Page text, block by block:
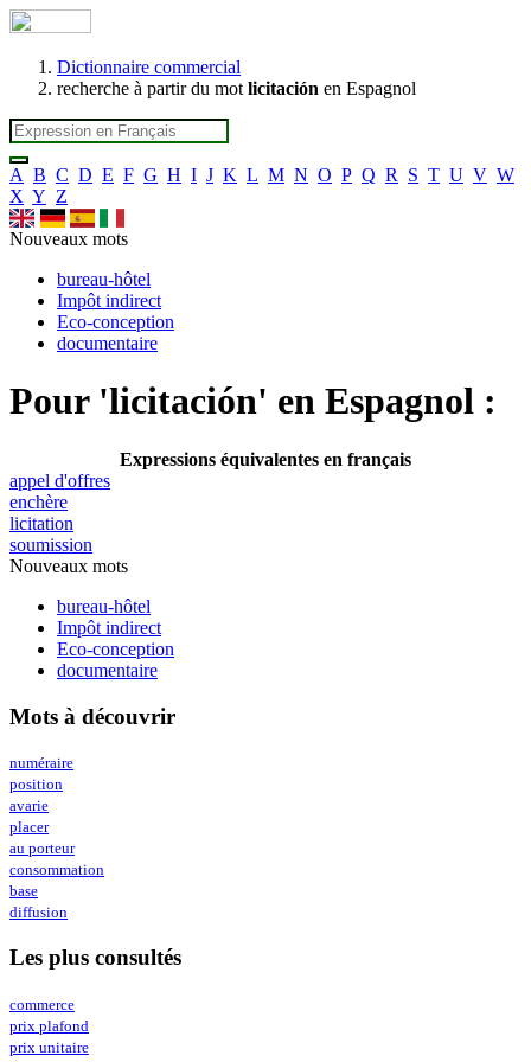
Dictionnaire commercial
recherche à partir du mot licitación en Espagnol
A B C D E F G H I J K L M N O P Q R S T U V W
X Y Z
Nouveaux mots
bureau-hôtel
Impôt indirect
Eco-conception
documentaire
Pour 'licitación' en Espagnol :
Expressions équivalentes en français
appel d'offres
enchère
licitation
soumission
Nouveaux mots
bureau-hôtel
Impôt indirect
Eco-conception
documentaire
Mots à découvrir
numéraire
position
avarie
placer
au porteur
consommation
base
diffusion
Les plus consultés
commerce
prix plafond
prix unitaire